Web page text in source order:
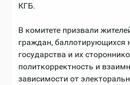
КГБ.
В комитете призвали
граждан, баллотирующихся
государства и их
политкорректность и
зависимости от